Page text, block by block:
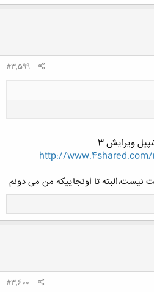
#3,599
تا باز شود...
ویرایش 3
http://
نیست،البته تا اونجاییکه من می دونم
#3,600